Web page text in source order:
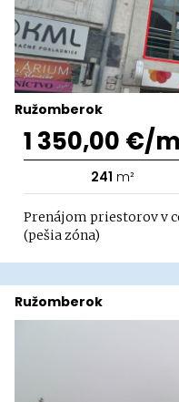
Ružomberok
1 350,00 €/
241 m²
Prenájom priestorov v
(pešia zóna)
Ružomberok